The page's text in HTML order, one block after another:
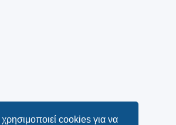
cookies για να